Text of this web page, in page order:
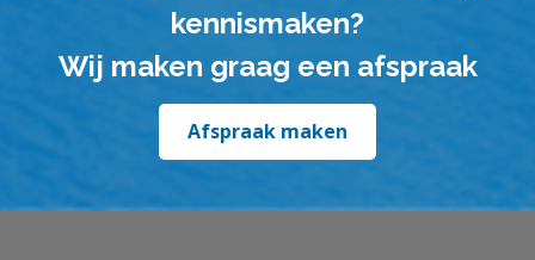
kennismaken?
Wij maken graag een afspraak
Afspraak maken